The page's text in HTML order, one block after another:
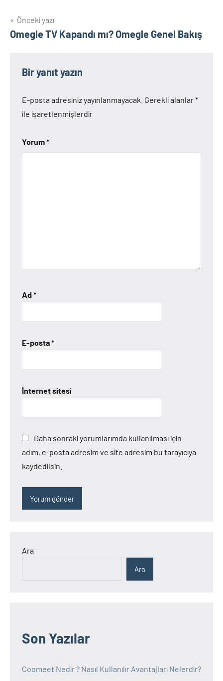
Yazı
gezinmesi
Önceki yazı
Omegle TV Kapandı mı? Omegle Genel Bakış
Bir yanıt yazın
E-posta adresiniz yayınlanmayacak. Gerekli alanlar*
ile işaretlenmişlerdir
Yorum*
Ad*
E-posta*
İnternet sitesi
Daha sonraki yorumlarımda kullanılması için
adım, e-posta adresim ve site adresim bu tarayıcıya
kaydedilsin.
Ara
Ara
Son Yazılar
Coomeet Nedir ? Nasıl Kullanılır Avantajları Nelerdir?